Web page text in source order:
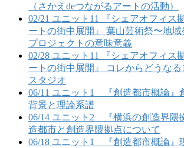
（さかえdeつながるアートの活動）
02/21 ユニット11 『シェアオフィス
ートの街中展開』 葉山芸術祭〜地域
プロジェクトの意味意義
02/28 ユニット11 『シェアオフィス
ートの街中展開』 コレからどうな
スタジオ
06/11 ユニット1 『創造都市概論』
背景と理論系譜
06/14 ユニット2 『横浜の創造界隈
造都市と創造界隈拠点について
06/18 ユニット1 『創造都市概論』